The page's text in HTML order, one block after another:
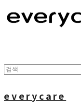
everycare